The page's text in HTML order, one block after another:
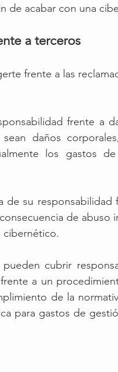
de acabar con una
a terceros
frente a las
frente a
daños
los gastos
de su responsabilidad
de abuso
cibernético.
cubrir
a un
de la
para gastos de